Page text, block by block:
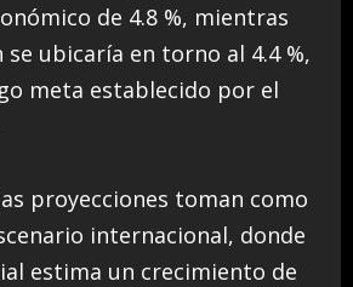
de 4.8 %, mientras
ubicaría en torno al 4.4 %,
meta establecido por el
proyecciones toman como
internacional, donde
estima un crecimiento de